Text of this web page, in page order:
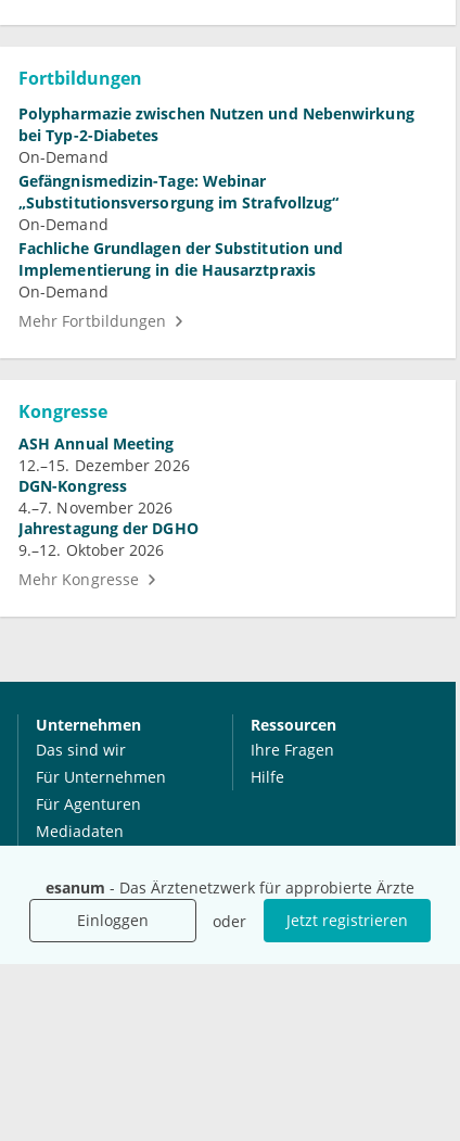
esanum - Das Ärztenetzwerk für approbierte Ärzte
Einloggen
oder Jetzt registrieren
Fortbildungen
Polypharmazie zwischen Nutzen und Nebenwirkung
bei Typ-2-Diabetes
On-Demand
Gefängnismedizin-Tage: Webinar
„Substitutionsversorgung im Strafvollzug“
On-Demand
Fachliche Grundlagen der Substitution und
Implementierung in die Hausarztpraxis
On-Demand
Mehr Fortbildungen
Kongresse
ASH Annual Meeting
12.–15. Dezember 2026
DGN-Kongress
4.–7. November 2026
Jahrestagung der DGHO
9.–12. Oktober 2026
Mehr Kongresse
Unternehmen
Das sind wir
Für Unternehmen
Für Agenturen
Mediadaten
Karriere
Ressourcen
Ihre Fragen
Hilfe